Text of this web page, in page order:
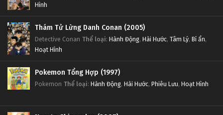
Hình
Thám Tử Lừng Danh Conan (2005)
Detective Conan Thể loại: Hành Động, Hài Hước, Tâm Lý, Bí ẩn,
Hoạt Hình
Pokemon Tổng Hợp (1997)
Pokemon Thể loại: Hành Động, Hài Hước, Phiêu Lưu, Hoạt Hình